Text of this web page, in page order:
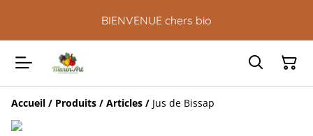
BIENVENUE chers bio
Accueil / Produits / Articles / Jus de Bissap